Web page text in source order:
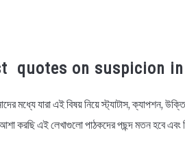
Best quotes on suspicion
মধ্যে যারা এই বিষয় নিয়ে স্ট্যাটাস, ক্যাপশন,
করছি এই লেখাগুলো পাঠকদের পছন্দ মতন হবে এবং